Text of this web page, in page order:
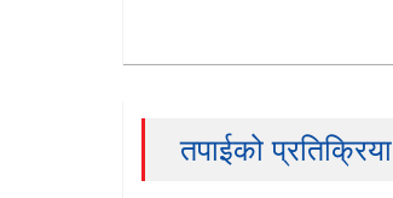
तपाईको प्रतिक्रिया